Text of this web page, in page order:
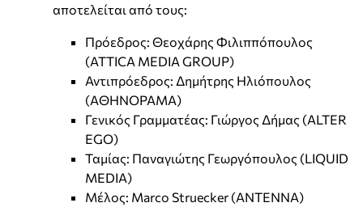
αποτελείται από τους:
Πρόεδρος: Θεοχάρης Φιλιππόπουλος
(ATTICA MEDIA GROUP)
Αντιπρόεδρος: Δημήτρης Ηλιόπουλος
(ΑΘΗΝΟΡΑΜΑ)
Γενικός Γραμματέας: Γιώργος Δήμας (ALTER
EGO)
Ταμίας: Παναγιώτης Γεωργόπουλος (LIQUID
MEDIA)
Μέλος: Marco Struecker (ANTENNA)